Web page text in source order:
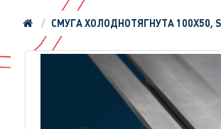
СМУГА ХОЛОДНОТЯГНУТА 100Х50,